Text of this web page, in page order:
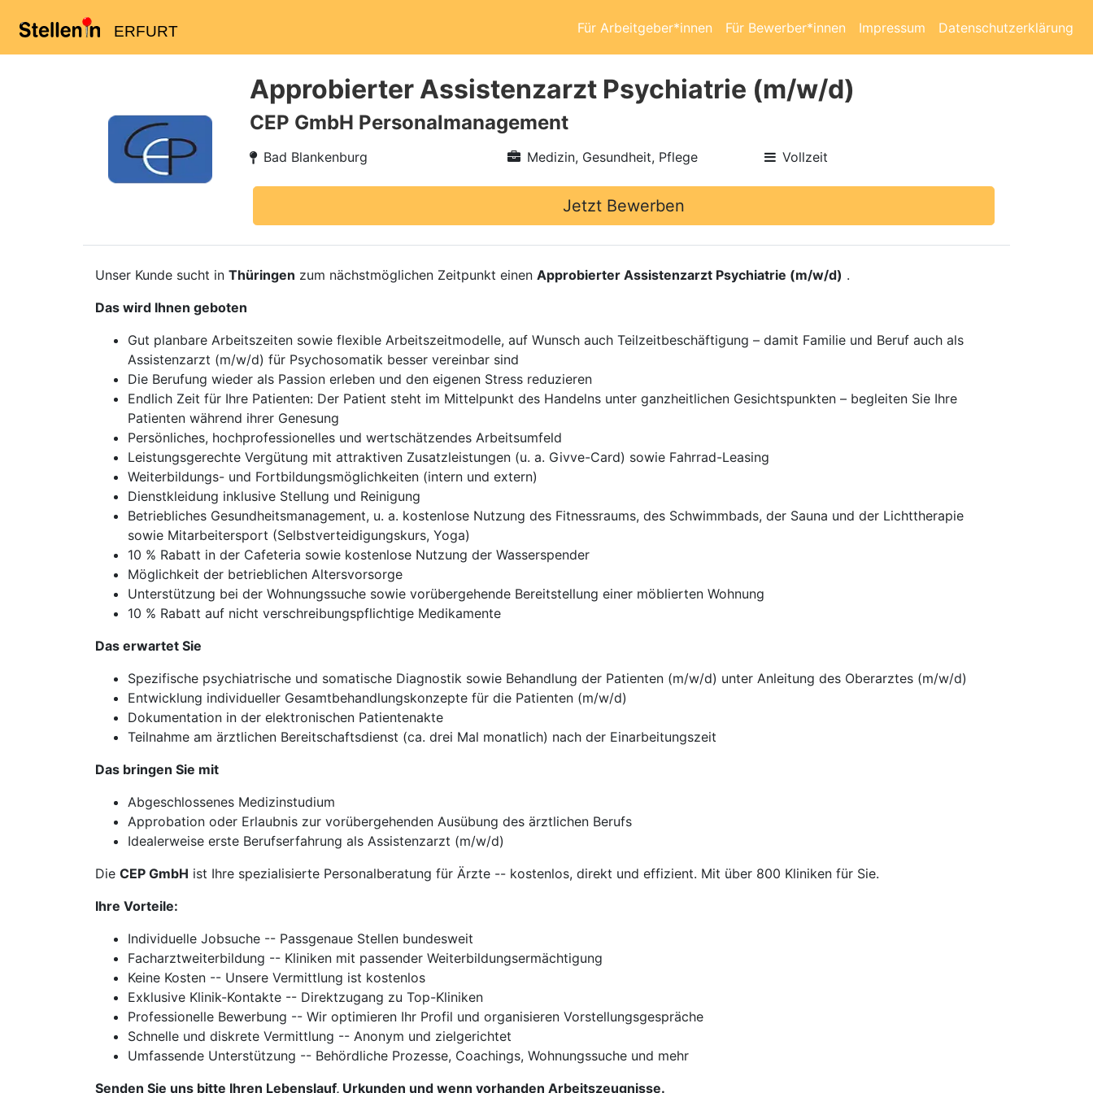
ERFURT Für Arbeitgeber*innen Für Bewerber*innen Impressum Datenschutzerklärung
Approbierter Assistenzarzt Psychiatrie (m/w/d)
CEP GmbH Personalmanagement
Bad Blankenburg Medizin, Gesundheit, Pflege Vollzeit
Jetzt Bewerben
Unser Kunde sucht in Thüringen zum nächstmöglichen Zeitpunkt einen Approbierter Assistenzarzt Psychiatrie (m/w/d) .
Das wird Ihnen geboten
Gut planbare Arbeitszeiten sowie flexible Arbeitszeitmodelle, auf Wunsch auch Teilzeitbeschäftigung – damit Familie und Beruf auch als
Assistenzarzt (m/w/d) für Psychosomatik besser vereinbar sind
Die Berufung wieder als Passion erleben und den eigenen Stress reduzieren
Endlich Zeit für Ihre Patienten: Der Patient steht im Mittelpunkt des Handelns unter ganzheitlichen Gesichtspunkten – begleiten Sie Ihre
Patienten während ihrer Genesung
Persönliches, hochprofessionelles und wertschätzendes Arbeitsumfeld
Leistungsgerechte Vergütung mit attraktiven Zusatzleistungen (u. a. Givve-Card) sowie Fahrrad-Leasing
Weiterbildungs- und Fortbildungsmöglichkeiten (intern und extern)
Dienstkleidung inklusive Stellung und Reinigung
Betriebliches Gesundheitsmanagement, u. a. kostenlose Nutzung des Fitnessraums, des Schwimmbads, der Sauna und der Lichttherapie
sowie Mitarbeitersport (Selbstverteidigungskurs, Yoga)
10 % Rabatt in der Cafeteria sowie kostenlose Nutzung der Wasserspender
Möglichkeit der betrieblichen Altersvorsorge
Unterstützung bei der Wohnungssuche sowie vorübergehende Bereitstellung einer möblierten Wohnung
10 % Rabatt auf nicht verschreibungspflichtige Medikamente
Das erwartet Sie
Spezifische psychiatrische und somatische Diagnostik sowie Behandlung der Patienten (m/w/d) unter Anleitung des Oberarztes (m/w/d)
Entwicklung individueller Gesamtbehandlungskonzepte für die Patienten (m/w/d)
Dokumentation in der elektronischen Patientenakte
Teilnahme am ärztlichen Bereitschaftsdienst (ca. drei Mal monatlich) nach der Einarbeitungszeit
Das bringen Sie mit
Abgeschlossenes Medizinstudium
Approbation oder Erlaubnis zur vorübergehenden Ausübung des ärztlichen Berufs
Idealerweise erste Berufserfahrung als Assistenzarzt (m/w/d)
Die CEP GmbH ist Ihre spezialisierte Personalberatung für Ärzte -- kostenlos, direkt und effizient. Mit über 800 Kliniken für Sie.
Ihre Vorteile:
Individuelle Jobsuche -- Passgenaue Stellen bundesweit
Facharztweiterbildung -- Kliniken mit passender Weiterbildungsermächtigung
Keine Kosten -- Unsere Vermittlung ist kostenlos
Exklusive Klinik-Kontakte -- Direktzugang zu Top-Kliniken
Professionelle Bewerbung -- Wir optimieren Ihr Profil und organisieren Vorstellungsgespräche
Schnelle und diskrete Vermittlung -- Anonym und zielgerichtet
Umfassende Unterstützung -- Behördliche Prozesse, Coachings, Wohnungssuche und mehr
Senden Sie uns bitte Ihren Lebenslauf, Urkunden und wenn vorhanden Arbeitszeugnisse.